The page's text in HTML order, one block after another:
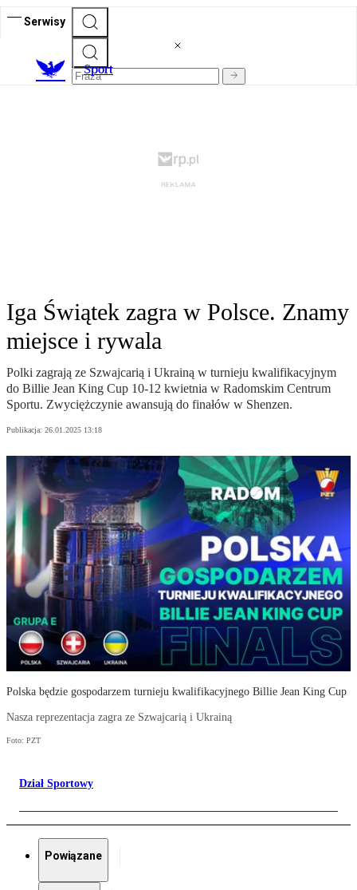
Serwisy
Sport
Iga Świątek zagra w Polsce. Znamy
miejsce i rywala
Polki zagrają ze Szwajcarią i Ukrainą w turnieju kwalifikacyjnym
do Billie Jean King Cup 10-12 kwietnia w Radomskim Centrum
Sportu. Zwyciężczynie awansują do finałów w Shenzen.
Publikacja: 26.01.2025 13:18
Polska będzie gospodarzem turnieju kwalifikacyjnego Billie Jean King Cup
Nasza reprezentacja zagra ze Szwajcarią i Ukrainą
Foto: PZT
Dział Sportowy
Powiązane